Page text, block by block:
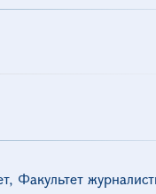
Факультет